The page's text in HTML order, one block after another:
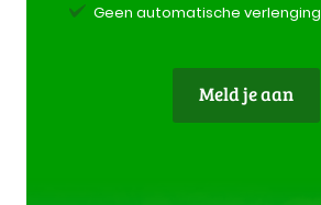
Geen automatische verlenging
Meld je aan